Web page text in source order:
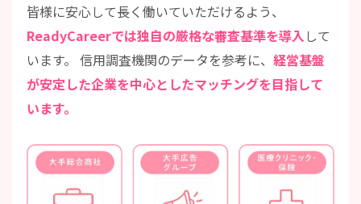
皆様に安心して長く働いていただけるよう、
ReadyCareerでは独自の厳格な審査基準を導入 して
います。 信用調査機関のデータを参考に、 経営基盤
が安定した企業を中心としたマッチングを目指して
います。